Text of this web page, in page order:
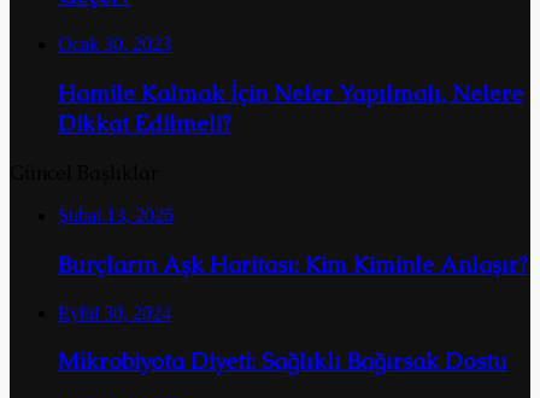
Ocak 30, 2023
Hamile Kalmak İçin Neler Yapılmalı, Nelere
Dikkat Edilmeli?
Şubat 13, 2026
Burçların Aşk Haritası: Kim Kiminle Anlaşır?
Eylül 30, 2024
Mikrobiyota Diyeti: Sağlıklı Bağırsak Dostu